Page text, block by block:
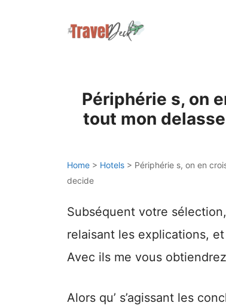
Périphérie s, on
tout mon
Home > Hotels > Périphérie s, on en
decide
Subséquent votre
relaisant les explications,
Avec ils me vous
Alors qu’ s’agissant les